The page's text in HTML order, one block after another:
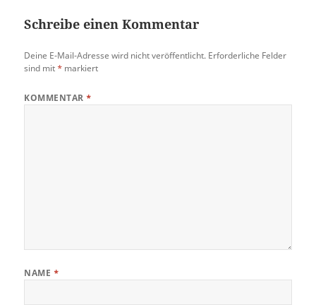
Schreibe einen Kommentar
Deine E-Mail-Adresse wird nicht veröffentlicht. Erforderliche Felder
sind mit * markiert
KOMMENTAR*
NAME *